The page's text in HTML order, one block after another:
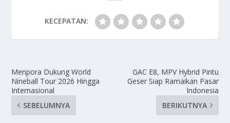
KECEPATAN:
Menpora Dukung World
Nineball Tour 2026 Hingga
Internasional
SEBELUMNYA
GAC E8, MPV Hybrid Pintu
Geser Siap Ramaikan Pasar
Indonesia
BERIKUTNYA